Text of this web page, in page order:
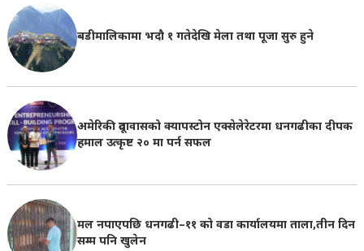
बडीमालिकामा भदौ १ गतेदेखि मेला तथा पूजा सुरु हुने
अमेरिकी दूतावासको क्यापस्टोन एक्सेलेरेटरमा धनगढीका दीपक
हमाल उत्कृष्ट २० मा पर्न सफल
मल नपाएपछि धनगढी–११ को वडा कार्यालयमा ताला,तीन दिन
सम्म पनि खुलेन